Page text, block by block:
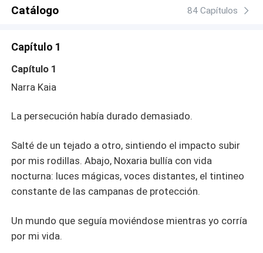
Catálogo 84 Capítulos
Capítulo 1
Capítulo 1
Narra Kaia
La persecución había durado demasiado.
Salté de un tejado a otro, sintiendo el impacto subir
por mis rodillas. Abajo, Noxaria bullía con vida
nocturna: luces mágicas, voces distantes, el tintineo
constante de las campanas de protección.
Un mundo que seguía moviéndose mientras yo corría
por mi vida.